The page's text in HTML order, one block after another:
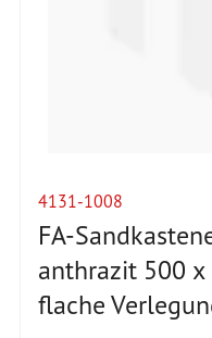
4131-1008
FA-
anthrazit 500
flache